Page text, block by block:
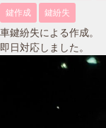
鍵作成 鍵紛失
車鍵紛失による作成。
即日対応しました。